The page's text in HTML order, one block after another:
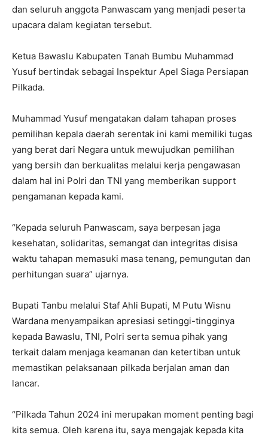
dan seluruh anggota Panwascam yang menjadi peserta
upacara dalam kegiatan tersebut.
Ketua Bawaslu Kabupaten Tanah Bumbu Muhammad
Yusuf bertindak sebagai Inspektur Apel Siaga Persiapan
Pilkada.
Muhammad Yusuf mengatakan dalam tahapan proses
pemilihan kepala daerah serentak ini kami memiliki tugas
yang berat dari Negara untuk mewujudkan pemilihan
yang bersih dan berkualitas melalui kerja pengawasan
dalam hal ini Polri dan TNI yang memberikan support
pengamanan kepada kami.
“Kepada seluruh Panwascam, saya berpesan jaga
kesehatan, solidaritas, semangat dan integritas disisa
waktu tahapan memasuki masa tenang, pemungutan dan
perhitungan suara” ujarnya.
Bupati Tanbu melalui Staf Ahli Bupati, M Putu Wisnu
Wardana menyampaikan apresiasi setinggi-tingginya
kepada Bawaslu, TNI, Polri serta semua pihak yang
terkait dalam menjaga keamanan dan ketertiban untuk
memastikan pelaksanaan pilkada berjalan aman dan
lancar.
“Pilkada Tahun 2024 ini merupakan moment penting bagi
kita semua. Oleh karena itu, saya mengajak kepada kita